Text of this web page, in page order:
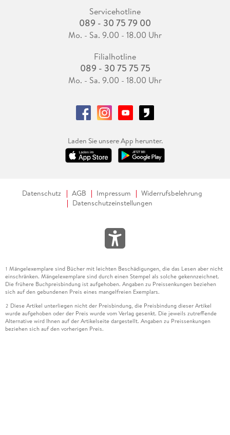
Servicehotline
089 - 30 75 79 00
Mo. - Sa. 9.00 - 18.00 Uhr
Filialhotline
089 - 30 75 75 75
Mo. - Sa. 9.00 - 18.00 Uhr
Laden Sie unsere App herunter.
Datenschutz AGB Impressum
Widerrufsbelehrung
Datenschutzeinstellungen
1 Mängelexemplare sind Bücher mit leichten Beschädigungen, die das Lesen aber nicht
einschränken. Mängelexemplare sind durch einen Stempel als solche gekennzeichnet.
Die frühere Buchpreisbindung ist aufgehoben. Angaben zu Preissenkungen beziehen
sich auf den gebundenen Preis eines mangelfreien Exemplars.
2 Diese Artikel unterliegen nicht der Preisbindung, die Preisbindung dieser Artikel
wurde aufgehoben oder der Preis wurde vom Verlag gesenkt. Die jeweils zutreffende
Alternative wird Ihnen auf der Artikelseite dargestellt. Angaben zu Preissenkungen
beziehen sich auf den vorherigen Preis.